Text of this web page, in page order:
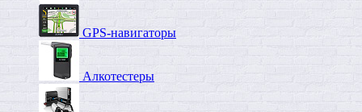
GPS-навигаторы
Алкотестеры